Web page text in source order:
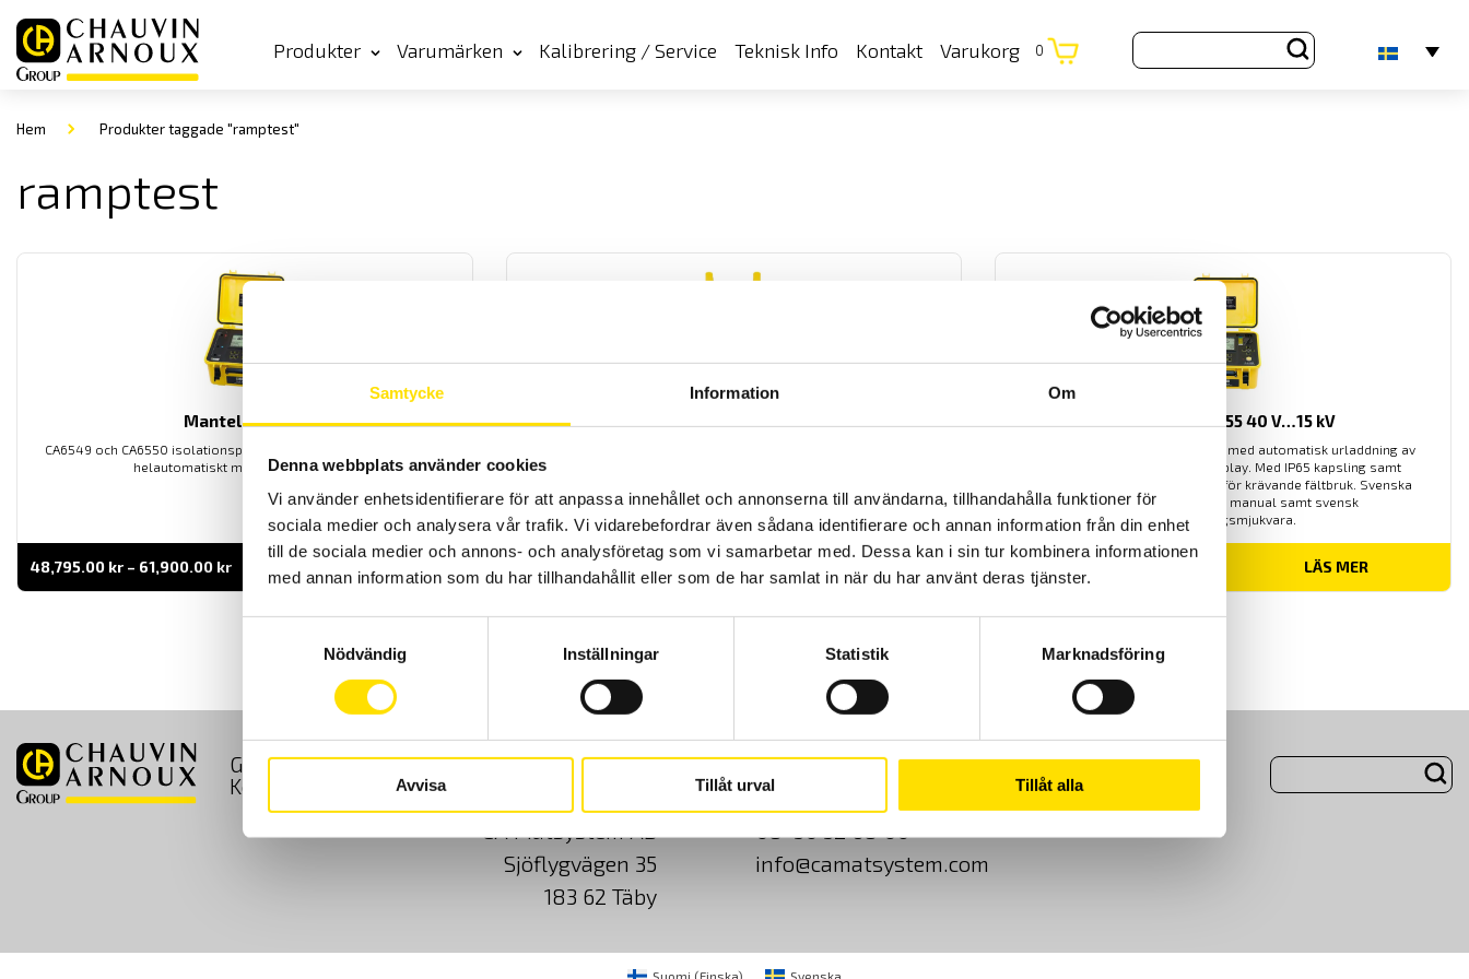
Samtycke Information Om
Denna webbplats använder cookies
Vi använder enhetsidentifierare för att anpassa innehållet och annonserna till användarna, tillhandahålla funktioner för
sociala medier och analysera vår trafik. Vi vidarebefordrar även sådana identifierare och annan information från din enhet
till de sociala medier och annons- och analysföretag som vi samarbetar med. Dessa kan i sin tur kombinera informationen
med annan information som du har tillhandahållit eller som de har samlat in när du har använt deras tjänster.
Nödvändig
Inställningar Statistik Marknadsföring
Avvisa Tillåt urval Tillåt alla
Produkter Varumärken Kalibrering / Service Teknisk Info Kontakt Varukorg 0
Hem Produkter taggade "ramptest"
ramptest
Mantelprovare
CA6549 och CA6550 isolationsprovare från Chauvin-Arnoux med
helautomatiskt mantelprovfunktion.
48,795.00 kr – 61,900.00 krPrisintervall:
48,795.00 kr
till
LÄS MER
CA6505, CA6545, CA6547 & CA6549 40…5 kV
spänningar från 40...5100 V. I utförande med regntålig kapsling och
30,900.00 kr – 48,795.00
30,900.00 kr
LÄS MER
CA6550 & CA6555 40 V…15 kV
10- och 15 kV isolationsprovare med automatisk urladdning av
mätobjektet samt grafisk display. Med IP65 kapsling samt
dubbelisolerade silikonkablar för krävande fältbruk. Svenska
menyer och helsvensk manual samt svensk
rapporteringsmjukvara.
61,900.00
Prisintervall:
till
LÄS MER
GDPR Köpvillkor Cookies Klagomål Kundundersökning
Om Oss
Kontakt
CA Mätsystem AB
Sjöflygvägen 35
183 62 Täby
08-50 52 68 00
info@camatsystem.com